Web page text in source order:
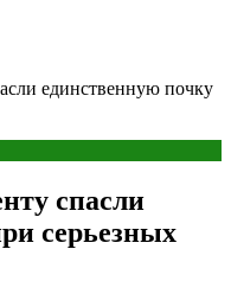
единственную почку
спасли
серьезных